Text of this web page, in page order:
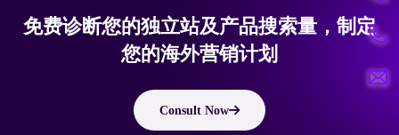
免费诊断您的独立站及产品搜索量，制定
您的海外营销计划
Consult Now